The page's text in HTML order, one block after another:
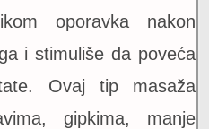
oporavka nakon
i stimuliše da poveća
Ovaj tip masaža
gipkima, manje